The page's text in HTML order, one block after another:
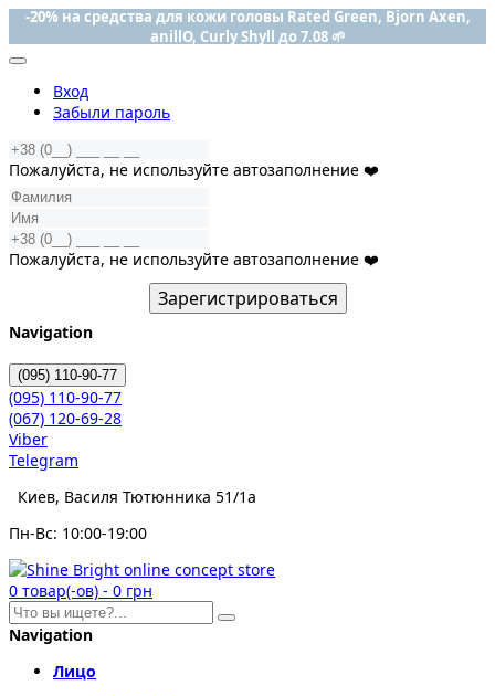
-20% на средства для кожи головы Rated Green, Bjorn Axen,
anillO, Curly Shyll до 7.08 🌱
Вход
Забыли пароль
Пожалуйста, не используйте автозаполнение ❤️
Пожалуйста, не используйте автозаполнение ❤️
Зарегистрироваться
Navigation
(095) 110-90-77
(095) 110-90-77
(067) 120-69-28
Viber
Telegram
Киев, Василя Тютюнника 51/1а
Пн-Вс: 10:00-19:00
0 товар(-ов) - 0 грн
Navigation
Лицо